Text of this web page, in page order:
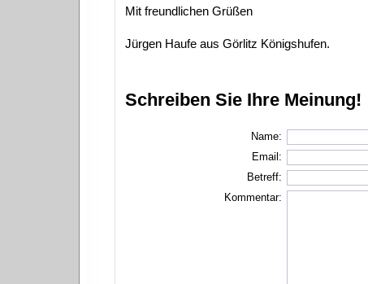
Mit freundlichen Grüßen
Jürgen Haufe aus Görlitz Königshufen.
Schreiben Sie Ihre Meinung!
Name:
Email:
Betreff:
Kommentar: